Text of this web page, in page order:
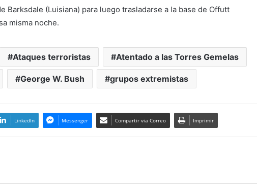
Barksdale (Luisiana) para luego trasladarse a la base de Offutt
misma noche.
Ataques terroristas Atentado a las Torres Gemelas
George W. Bush grupos extremistas
LinkedIn Messenger Compartir via Correo Imprimir